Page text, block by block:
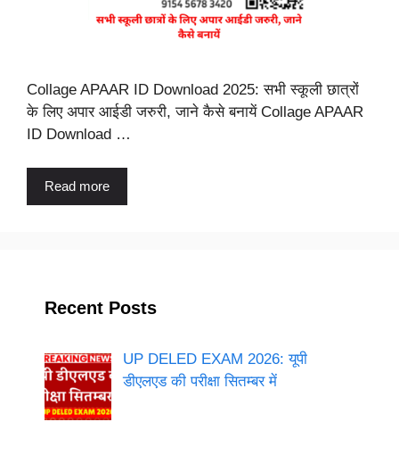
Collage APAAR ID Download 2025: सभी स्कूली छात्रों
के लिए अपार आईडी जरुरी, जाने कैसे बनायें Collage APAAR
ID Download …
Read more
Recent Posts
UP DELED EXAM 2026: यूपी
डीएलएड की परीक्षा सितम्बर में